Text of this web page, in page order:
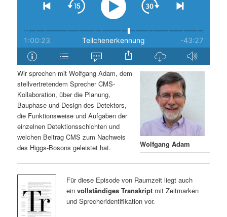
n
g
e
n
r
i
n
g
e
Wolfgang Adam
Wir sprechen mit Wolfgang Adam, dem
stellvertretendem Sprecher CMS-
Kollaboration, über die Planung,
Bauphase und Design des Detektors,
die Funktionsweise und Aufgaben der
einzelnen Detektionsschichten und
welchen Beitrag CMS zum Nachweis
des Higgs-Bosons geleistet hat.
Für diese Episode von Raumzeit liegt auch
ein vollständiges Transkriptmit Zeitmarken
und Sprecheridentifikation vor.